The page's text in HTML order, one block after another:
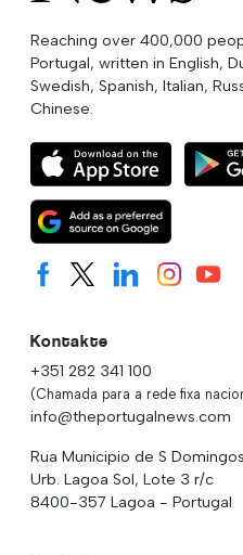
Reaching over 400,000
Portugal, written in English,
Swedish, Spanish, Italian,
Chinese.
Kontakte
+351 282 341 100
(Chamada para a rede fixa
info@theportugalnews.com
Rua Municipio de S Domingos
Urb. Lagoa Sol, Lote 3 r/c
8400-357 Lagoa - Portugal